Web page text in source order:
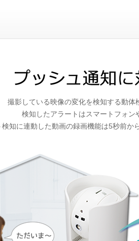
撮影している映像の変化を検知する動
検知したアラートはスマートフォ
検知に連動した動画の録画機能は5秒前